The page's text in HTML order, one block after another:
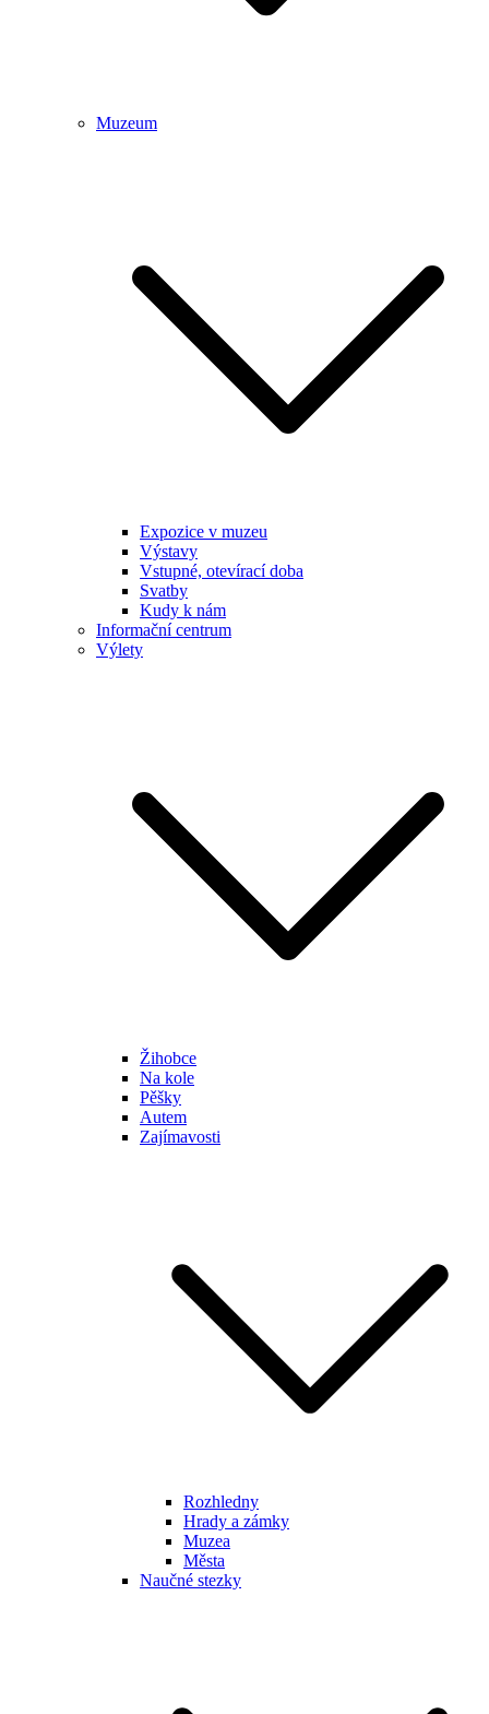
Muzeum
Expozice v muzeu
Výstavy
Vstupné, otevírací doba
Svatby
Kudy k nám
Informační centrum
Výlety
Žihobce
Na kole
Pěšky
Autem
Zajímavosti
Rozhledny
Hrady a zámky
Muzea
Města
Naučné stezky